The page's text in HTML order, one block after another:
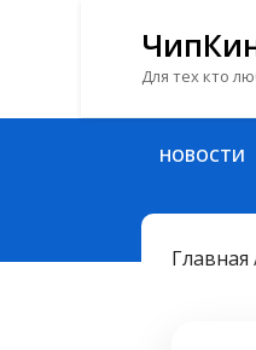
Для тех кто
НОВОСТИ
Главная